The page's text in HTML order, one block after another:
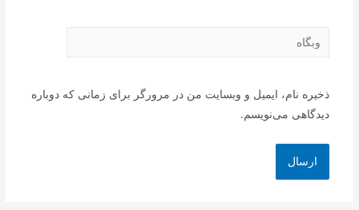
وبگاه
ذخیره نام، ایمیل و وبسایت من در مرورگر برای زمانی که دوباره
دیدگاهی می‌نویسم.